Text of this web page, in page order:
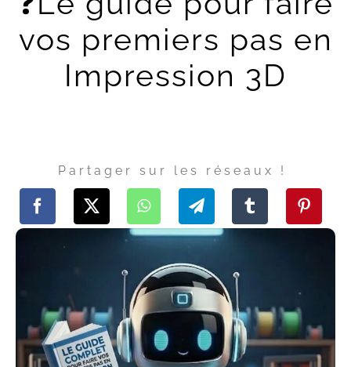
vos premiers pas en
Impression 3D
Partager sur les réseaux !